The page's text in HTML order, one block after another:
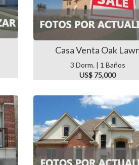
Casa Venta Oak
3 Dorm. | 1 Baños
US$ 75,000